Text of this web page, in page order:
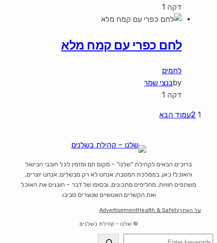
דקה 1
לחם כפרי עם קמח מלא
לחמים
byבנצי שמר
דקה 1
1
2עמוד הבא
ברוכים הבאים לקהילת "שלנו" – מקום חם ומזמין לכל חובבי הבישול
והאוכל! כאן, בממלכת המטבח, אנחנו לא רק מבשלים; אנחנו יוצרים,
משתפים חוויות, מחליפים מתכונים, ובסופו של דבר – חוגגים את האוכל
ואת הקשרים האנושיים שנוצרים סביבו.
על האתרHealth & Safety
Advertisement
© שלנו – קהילת בשלנים
חיפוש